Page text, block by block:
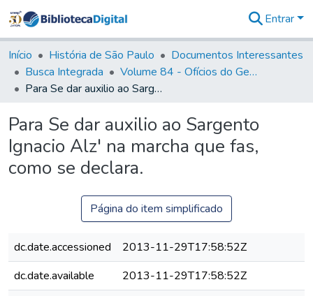
&
Coleções
Tudo na
Biblioteca
Estatísticas
Entrar
Início História de São Paulo
Documentos Interessantes
Busca Integrada
Volume 84 - Ofícios do General Martins Lopes de Saldanha (Governador da Capitania): 1782- 1786
Para Se dar auxilio ao Sargento Ignacio Alz' na marcha que fas, como se declara.
Para Se dar auxilio ao Sargento
Ignacio Alz' na marcha que fas,
como se declara.
Página do item simplificado
dc.date.accessioned
2013-11-29T17:58:52Z
dc.date.available
2013-11-29T17:58:52Z